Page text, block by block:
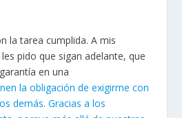
la tarea cumplida. A mis
pido que sigan adelante, que
en una
la obligación de exigirme con
demás. Gracias a los